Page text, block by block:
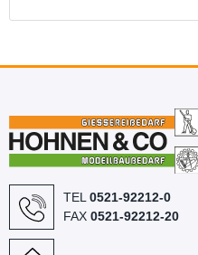
TEL 0521-92212-0
FAX 0521-92212-20